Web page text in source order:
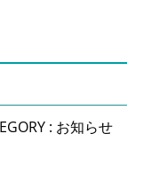
: お知らせ